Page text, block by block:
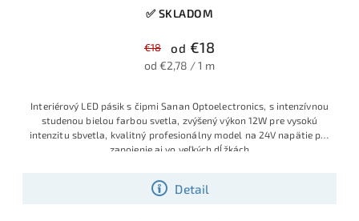
✅ SKLADOM
€18 od €18
od €2,78 / 1 m
Detail
Interiérový LED pásik s čipmi Sanan Optoelectronics, s intenzívnou
studenou bielou farbou svetla, zvýšený výkon 12W pre vysokú
intenzitu sbvetla, kvalitný profesionálny model na 24V napätie pre
zapojenie aj vo veľkých dĺžkách